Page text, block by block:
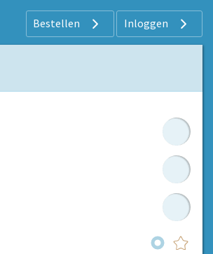
Bestellen Inloggen